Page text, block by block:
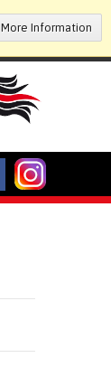
More Information